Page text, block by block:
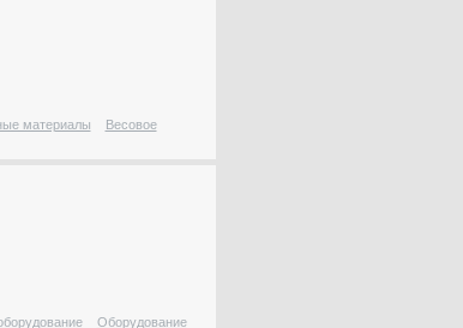
материалы
Весовое
Оборудование